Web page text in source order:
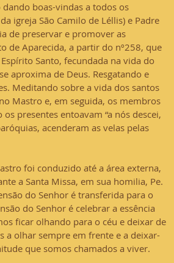
boas-vindas a todos os
igreja São Camilo de Léllis) e Padre
de preservar e promover as
de Aparecida, a partir do nº258, que
Santo, fecundada na vida do
aproxima de Deus. Resgatando e
Meditando sobre a vida dos santos
Mastro e, em seguida, os membros
presentes entoavam “a nós descei,
acenderam as velas pelas
foi conduzido até a área externa,
a Santa Missa, em sua homilia, Pe.
do Senhor é transferida para o
do Senhor é celebrar a essência
ficar olhando para o céu e deixar de
a olhar sempre em frente e a deixar-
que somos chamados a viver.